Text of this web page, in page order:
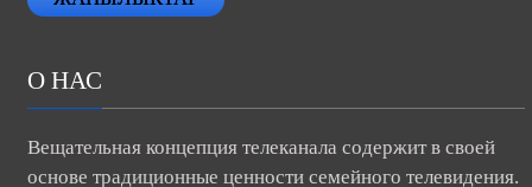
О НАС
Вещательная концепция телеканала содержит в своей
основе традиционные ценности семейного телевидения.